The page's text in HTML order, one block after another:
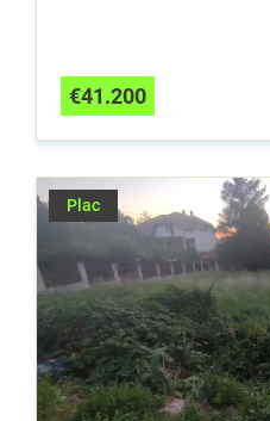
€41.200
Plac